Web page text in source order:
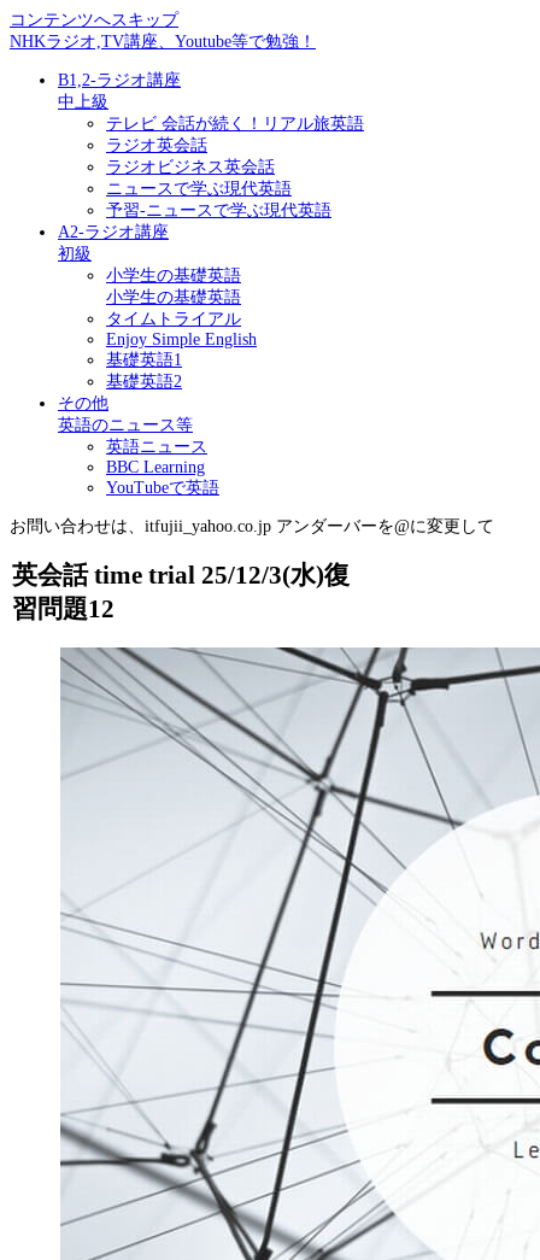
コンテンツへスキップ
NHKラジオ,TV講座、Youtube等で勉強！
B1,2-ラジオ講座
中上級
テレビ 会話が続く！リアル旅英語
ラジオ英会話
ラジオビジネス英会話
ニュースで学ぶ現代英語
予習-ニュースで学ぶ現代英語
A2-ラジオ講座
初級
小学生の基礎英語
小学生の基礎英語
タイムトライアル
Enjoy Simple English
基礎英語1
基礎英語2
その他
英語のニュース等
英語ニュース
BBC Learning
YouTubeで英語
お問い合わせは、itfujii_yahoo.co.jp アンダーバーを@に変更して
英会話 time trial 25/12/3(水)復
習問題12